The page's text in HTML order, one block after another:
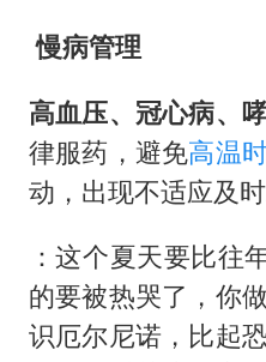
️ 慢病管理
高血压、冠心病、
律服药，避免高温
动，出现不适应及时
：这个夏天要比往
的要被热哭了，你
识厄尔尼诺，比起